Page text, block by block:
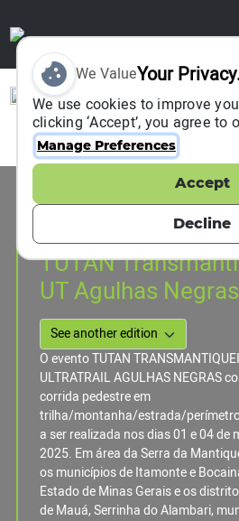
Event Information
03 May 2025
TUTAN
UT Agulhas
O evento TUTAN
ULTRATRAIL AGULHAS NEGRAS
corrida pedestre em
trilha/montanha/estrada/
a ser realizada nos dias 01 e 04 de
2025. Em área da Serra da
os municípios de Itamonte e
Estado de Minas Gerais e os
de Mauá, Serrinha do Alambari,
We ValueYour
We use cookies to improve
clicking ‘Accept’, you agree to
Manage Preferences
Accept
Decline